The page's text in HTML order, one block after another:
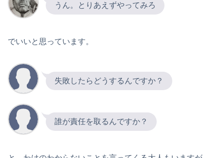
うん。とりあえずやってみろ
でいいと思っています。
失敗したらどうするんですか？
誰が責任を取るんですか？